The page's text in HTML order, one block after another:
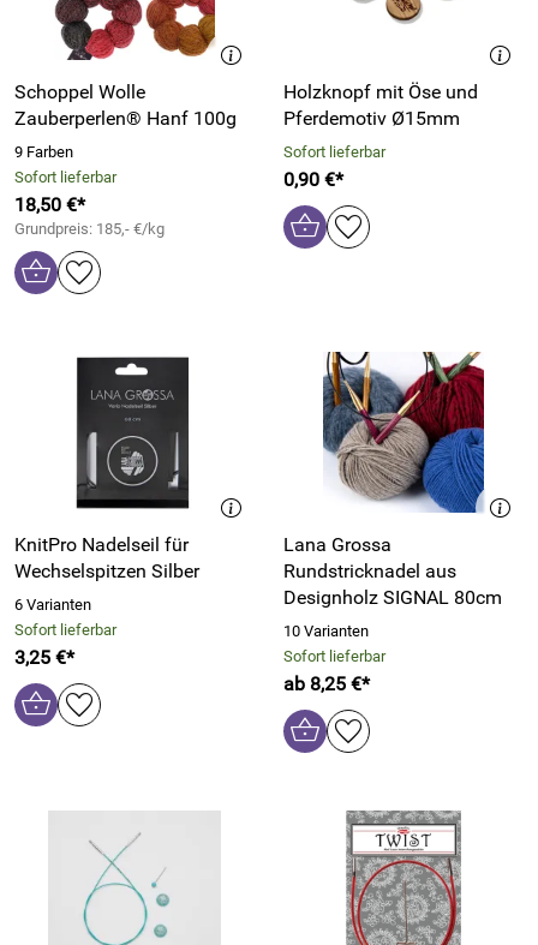
Schoppel Wolle
Zauberperlen® Hanf 100g
9 Farben
Sofort lieferbar
18,50 €*
Grundpreis: 185,- €/kg
Holzknopf mit Öse und
Pferdemotiv Ø15mm
Sofort lieferbar
0,90 €*
KnitPro Nadelseil für
Wechselspitzen Silber
6 Varianten
Sofort lieferbar
3,25 €*
Lana Grossa
Rundstricknadel aus
Designholz SIGNAL 80cm
10 Varianten
Sofort lieferbar
ab 8,25 €*